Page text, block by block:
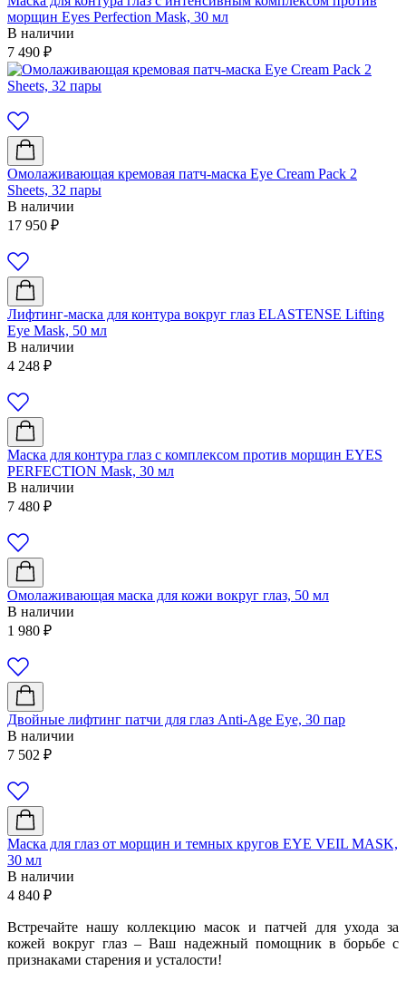
морщин Eyes Perfection Mask, 30 мл
В наличии
7 490 ₽
Омолаживающая кремовая патч-маска Eye Cream Pack 2
Sheets, 32 пары
В наличии
17 950 ₽
Лифтинг-маска для контура вокруг глаз ELASTENSE Lifting
Eye Mask, 50 мл
В наличии
4 248 ₽
Маска для контура глаз с комплексом против морщин EYES
PERFECTION Mask, 30 мл
В наличии
7 480 ₽
Омолаживающая маска для кожи вокруг глаз, 50 мл
В наличии
1 980 ₽
Двойные лифтинг патчи для глаз Anti-Age Eye, 30 пар
В наличии
7 502 ₽
Маска для глаз от морщин и темных кругов EYE VЕIL MASK,
30 мл
В наличии
4 840 ₽
Встречайте нашу коллекцию масок и патчей для ухода за
кожей вокруг глаз – Ваш надежный помощник в борьбе с
признаками старения и усталости!